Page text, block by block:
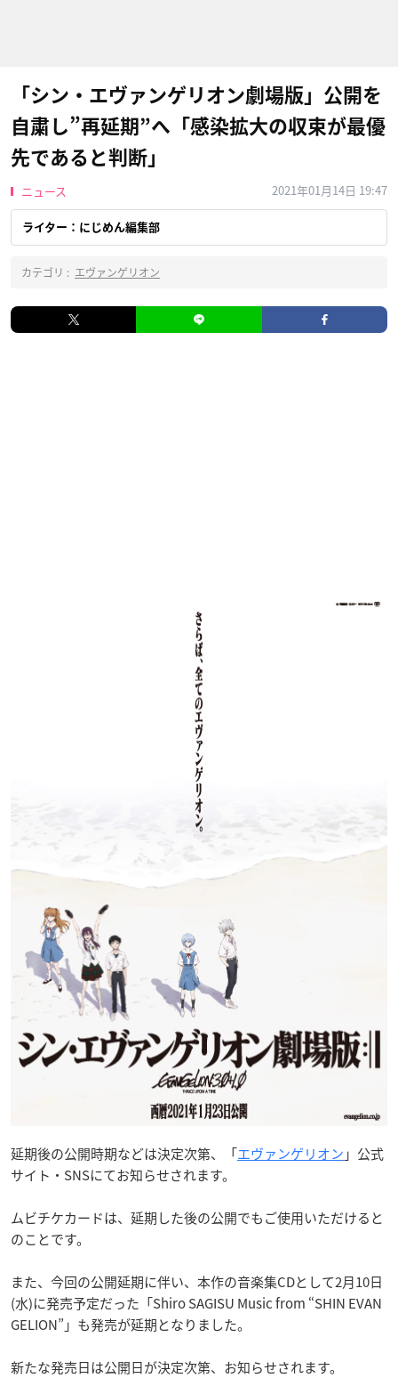
「シン・エヴァンゲリオン劇場版」公開を
自粛し”再延期”へ「感染拡大の収束が最優
先であると判断」
ニュース 2021年01月14日 19:47
ライター：にじめん編集部
カテゴリ : エヴァンゲリオン
延期後の公開時期などは決定次第、「エヴァンゲリオン 」公式
サイト・SNSにてお知らせされます。
ムビチケカードは、延期した後の公開でもご使用いただけると
のことです。
また、今回の公開延期に伴い、本作の音楽集CDとして2月10日
(水)に発売予定だった「Shiro SAGISU Music from “SHIN EVAN
GELION”」も発売が延期となりました。
新たな発売日は公開日が決定次第、お知らせされます。